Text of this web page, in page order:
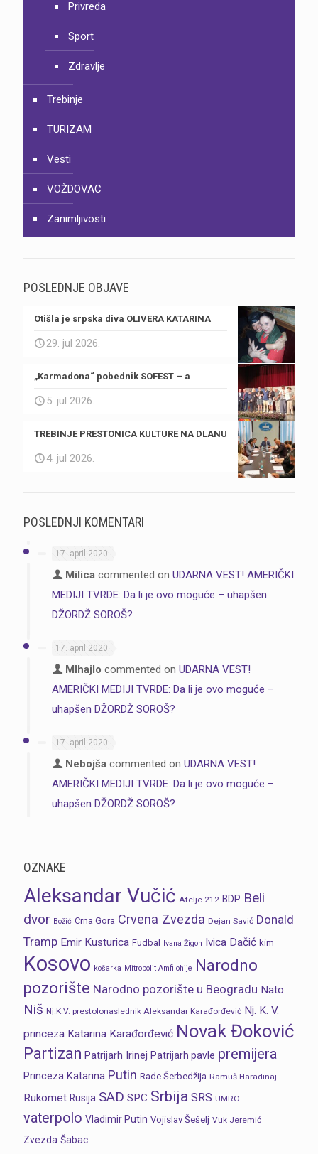
Privreda
Sport
Zdravlje
Trebinje
TURIZAM
Vesti
VOŽDOVAC
Zanimljivosti
POSLEDNJE OBJAVE
Otišla je srpska diva OLIVERA KATARINA
29. jul 2026.
„Karmadona“ pobednik SOFEST – a
5. jul 2026.
TREBINJE PRESTONICA KULTURE NA DLANU
4. jul 2026.
POSLEDNJI KOMENTARI
17. april 2020.
Milica commented on UDARNA VEST! AMERIČKI
MEDIJI TVRDE: Da li je ovo moguće – uhapšen
DŽORDŽ SOROŠ?
17. april 2020.
MIhajlo commented on UDARNA VEST!
AMERIČKI MEDIJI TVRDE: Da li je ovo moguće –
uhapšen DŽORDŽ SOROŠ?
17. april 2020.
Nebojša commented on UDARNA VEST!
AMERIČKI MEDIJI TVRDE: Da li je ovo moguće –
uhapšen DŽORDŽ SOROŠ?
OZNAKE
Aleksandar Vučić Atelje 212 BDP Beli
dvor Božić Crna Gora Crvena Zvezda Dejan Savić Donald
Tramp Emir Kusturica Fudbal Ivana Žigon Ivica Dačić kim
Kosovo košarka Mitropolit Amfilohije
Narodno
pozorište Narodno pozorište u Beogradu Nato
Niš Nj.K.V. prestolonaslednik Aleksandar Karađorđević Nj. K. V.
princeza Katarina Karađorđević Novak Đoković
Partizan Patrijarh Irinej Patrijarh pavle premijera
Princeza Katarina Putin Rade Šerbedžija Ramuš Haradinaj
Rukomet Rusija SAD SPC Srbija SRS UMRO
vaterpolo Vladimir Putin Vojislav Šešelj Vuk Jeremić
Zvezda Šabac